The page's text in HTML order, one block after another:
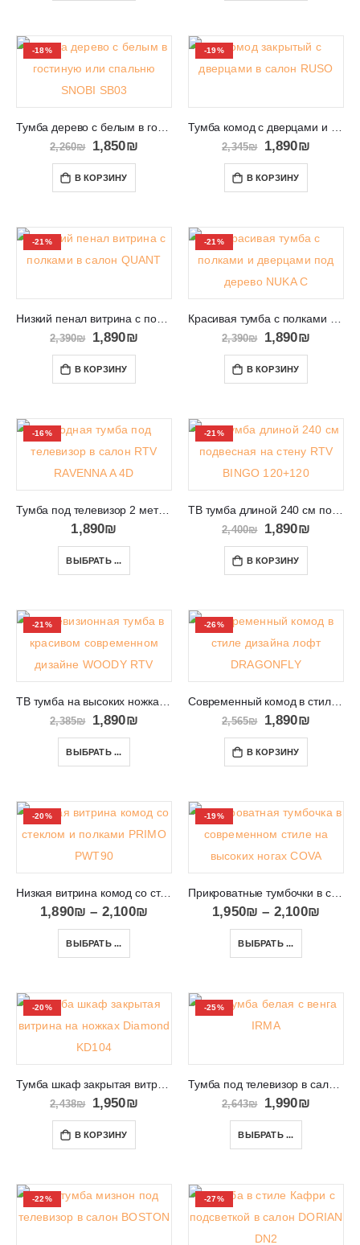
-18%
Тумба дерево с белым в гостиную или спальню SNOBI SB03
2,260₪ 1,850₪
В КОРЗИНУ
-19%
Тумба комод с дверцами и ящиком RUSO
2,345₪ 1,890₪
В КОРЗИНУ
-21%
Низкий пенал витрина с полками в салон QUANT 07
2,390₪ 1,890₪
В КОРЗИНУ
-21%
Красивая тумба с полками и дверцами под дерево NUKA C
2,390₪ 1,890₪
В КОРЗИНУ
-16%
Тумба под телевизор 2 метра с местом для хранения RTV RAVENNA A 4D
1,890₪
ВЫБРАТЬ ...
-21%
ТВ тумба длиной 240 см подвесная на стену RTV BINGO 120+120
2,400₪ 1,890₪
В КОРЗИНУ
-21%
ТВ тумба на высоких ножках и местом для хранения WOODY RTV
2,385₪ 1,890₪
ВЫБРАТЬ ...
-26%
Современный комод в стиле дизайна лофт DRAGONFLY
2,565₪ 1,890₪
В КОРЗИНУ
-20%
Низкая витрина комод со стеклом и полками PRIMO PWT90
1,890₪ – 2,100₪
ВЫБРАТЬ ...
-19%
Прикроватные тумбочки в современном стиле на высоких ногах COVA
1,950₪ – 2,100₪
ВЫБРАТЬ ...
-20%
Тумба шкаф закрытая витрина на ножках Diamond KD104
2,438₪ 1,950₪
В КОРЗИНУ
-25%
Тумба под телевизор в салон Израиль IRMA
2,643₪ 1,990₪
ВЫБРАТЬ ...
-22% -27%